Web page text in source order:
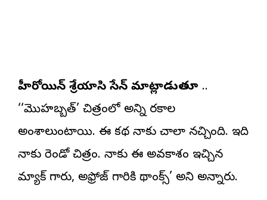
హీరోయిన్ శ్రేయాసి సేన్ మాట్లాడుతూ ..
‘‘మొహబ్బత్’ చిత్రంలో అన్ని రకాల
అంశాలుంటాయి. ఈ కథ నాకు చాలా నచ్చింది. ఇది
నాకు రెండో చిత్రం. నాకు ఈ అవకాశం ఇచ్చిన
మ్యాక్ గారు, అఫ్రోజ్ గారికి థాంక్స్’ అని అన్నారు.